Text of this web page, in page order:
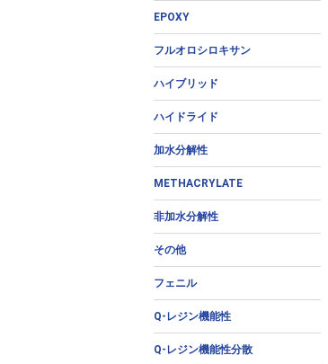
EPOXY
フルオロシロキサン
ハイブリッド
ハイドライド
加水分解性
METHACRYLATE
非加水分解性
その他
フェニル
Q-レジン機能性
Q-レジン機能性分散